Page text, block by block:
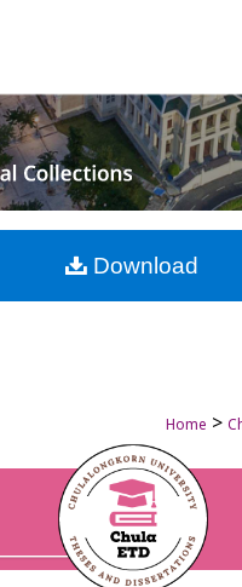
Browse Collections
My Account
About
Digital Commons
Home >
Download